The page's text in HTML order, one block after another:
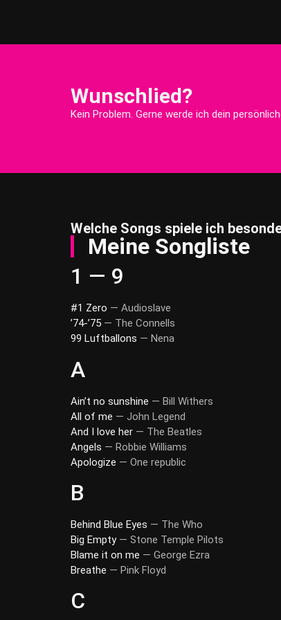
Wunschlied?
Kein Problem. Gerne werde ich dein
Welche Songs spiele ich
Meine Songliste
1 — 9
#1 Zero — Audioslave
’74-’75 — The Connells
99 Luftballons — Nena
A
Ain’t no sunshine — Bill Withers
All of me — John Legend
And I love her — The Beatles
Angels — Robbie Williams
Apologize — One republic
B
Behind Blue Eyes — The Who
Big Empty— Stone Temple Pilots
Blame it on me — George Ezra
Breathe — Pink Floyd
C